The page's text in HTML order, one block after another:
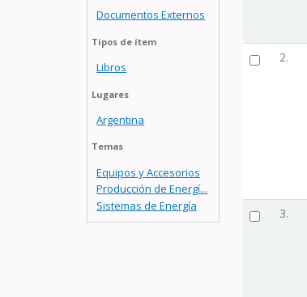
Documentos Externos
Tipos de ítem
Libros
Lugares
Argentina
Temas
Equipos y Accesorios
Producción de Energí...
Sistemas de Energía
2.
3.